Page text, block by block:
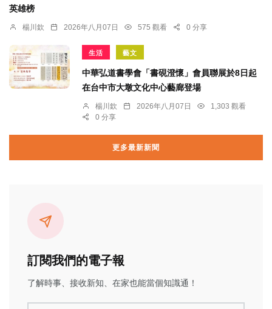
英雄榜
楊川欽 2026年八月07日 575 觀看 0 分享
生活 藝文
中華弘道書學會「書硯澄懷」會員聯展於8日起
在台中市大墩文化中心藝廊登場
楊川欽 2026年八月07日
1,303 觀看
0 分享
更多最新新聞
訂閱我們的電子報
了解時事、接收新知、在家也能當個知識通！